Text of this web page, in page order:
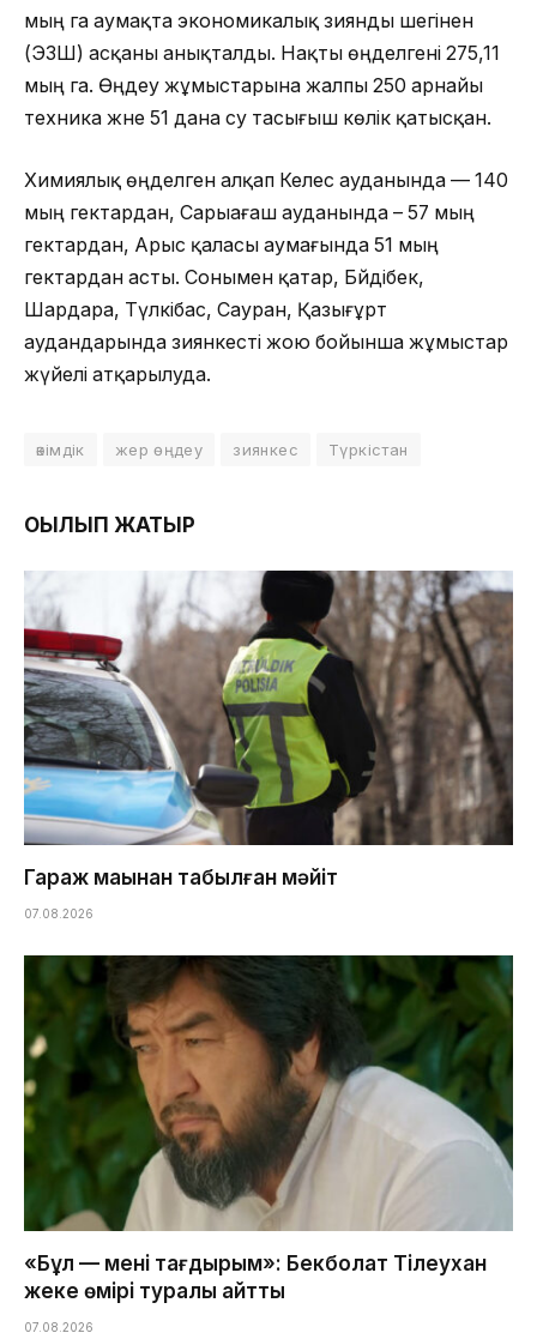
мың га аумақта экономикалық зиянды шегінен
(ЭЗШ) асқаны анықталды. Нақты өңделгені 275,11
мың га. Өңдеу жұмыстарына жалпы 250 арнайы
техника және 51 дана су тасығыш көлік қатысқан.
Химиялық өңделген алқап Келес ауданында — 140
мың гектардан, Сарыағаш ауданында – 57 мың
гектардан, Арыс қаласы аумағында 51 мың
гектардан асты. Сонымен қатар, Бәйдібек,
Шардара, Түлкібас, Сауран, Қазығұрт
аудандарында зиянкесті жою бойынша жұмыстар
жүйелі атқарылуда.
әкімдік жер өңдеу зиянкес Түркістан
ОҚЫЛЫП ЖАТЫР
Гараж маңынан табылған мәйіт
07.08.2026
«Бұл — менің тағдырым»: Бекболат Тілеухан
жеке өмірі туралы айтты
07.08.2026